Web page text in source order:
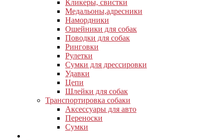
Кликеры, свистки
Медальоны,адресники
Намордники
Ошейники для собак
Поводки для собак
Ринговки
Рулетки
Сумки для дрессировки
Удавки
Цепи
Шлейки для собак
Транспортировка собаки
Аксессуары для авто
Переноски
Сумки